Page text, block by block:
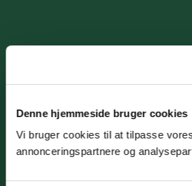
Denne hjemmeside bruger cookies
Vi bruger cookies til at tilpasse
annonceringspartnere og